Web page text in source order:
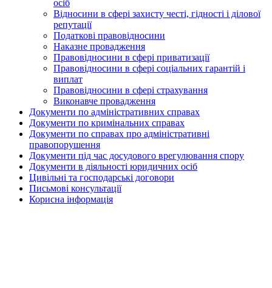
осіб
Відносини в сфері захисту честі, гідності і ділової
репутації
Податкові правовідносини
Наказне провадження
Правовідносини в сфері приватизації
Правовідносини в сфері соціальних гарантій і
виплат
Правовідносини в сфері страхування
Виконавче провадження
Документи по адміністративних справах
Документи по кримінальних справах
Документи по справах про адміністративні
правопорушення
Документи під час досудового врегулювання спору
Документи в діяльності юридичних осіб
Цивільні та господарські договори
Письмові консультації
Корисна інформація